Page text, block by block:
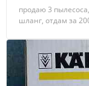
продаю 3
шланг, отдам за